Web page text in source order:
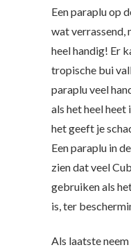
Een paraplu op
wat verrassend,
heel handig! Er
tropische bui
paraplu veel
als het heel heet
het geeft je
Een paraplu in
zien dat veel
gebruiken als
is, ter
Als laatste